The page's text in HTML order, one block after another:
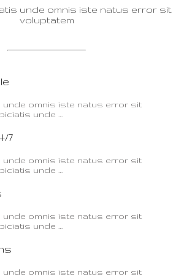
unde omnis iste natus error sit
voluptatem
omnis iste natus error sit
unde …
7
omnis iste natus error sit
unde …
omnis iste natus error sit
unde …
omnis iste natus error sit